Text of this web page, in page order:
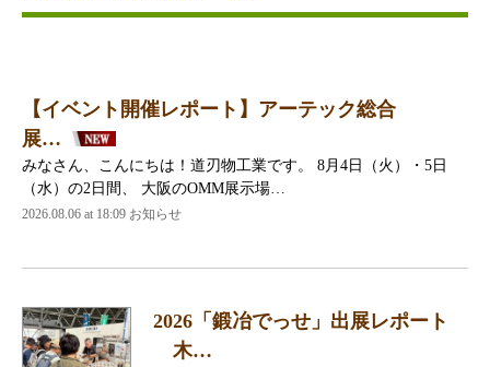
【イベント開催レポート】アーテック総合
展…
みなさん、こんにちは！道刃物工業です。 8月4日（火）・5日
（水）の2日間、 大阪のOMM展示場…
2026.08.06 at 18:09 お知らせ
2026「鍛冶でっせ」出展レポート
木…